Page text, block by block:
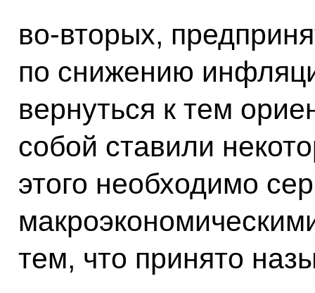
во‑вторых,
по снижению
вернуться к тем
собой ставили
этого необходимо
тем, что принято